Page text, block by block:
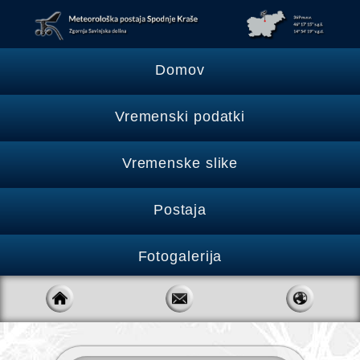
Domov
Vremenski podatki
Vremenske slike
Postaja
Fotogalerija